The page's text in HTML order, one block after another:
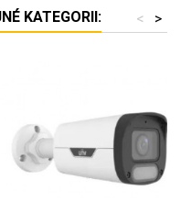
KATEGORII: >
<